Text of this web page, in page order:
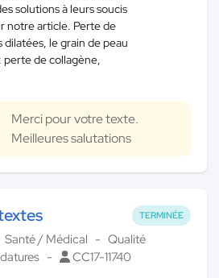
solutions à leurs soucis
notre article. Perte de
le grain de peau
de collagène,
Merci pour votre texte.
Meilleures salutations
TERMINÉE
Santé / Médical
Qualité
CC17-11740